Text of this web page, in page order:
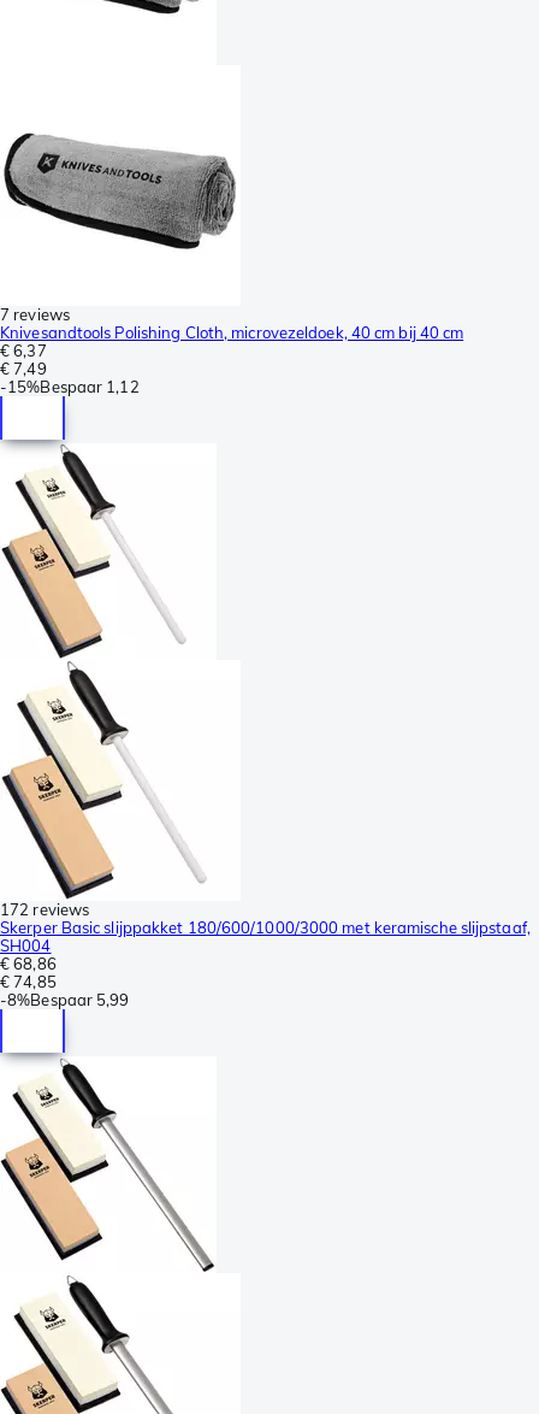
7 reviews
Knivesandtools Polishing Cloth, microvezeldoek, 40 cm bij 40 cm
€ 6,37
€ 7,49
-15%Bespaar 1,12
172 reviews
Skerper Basic slijppakket 180/600/1000/3000 met keramische slijpstaaf,
SH004
€ 68,86
€ 74,85
-8%Bespaar 5,99